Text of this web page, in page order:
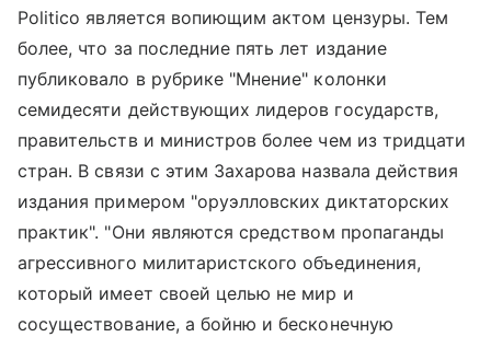
Politico является вопиющим актом цензуры. Тем
более, что за последние пять лет издание
публиковало в рубрике "Мнение" колонки
семидесяти действующих лидеров государств,
правительств и министров более чем из тридцати
стран. В связи с этим Захарова назвала действия
издания примером "оруэлловских диктаторских
практик". "Они являются средством пропаганды
агрессивного милитаристского объединения,
который имеет своей целью не мир и
сосуществование, а бойню и бесконечную